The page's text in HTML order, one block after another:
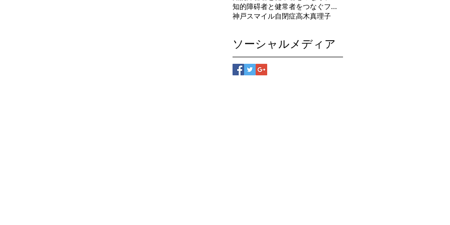
知的障碍者と健常者をつなぐファッションマガジン
神戸スマイル自閉症高木真理子
ソーシャルメディア